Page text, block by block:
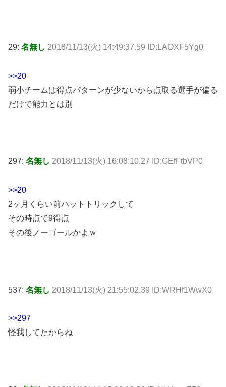
29: 名無し 2018/11/13(火) 14:49:37.59 ID:LAOXF5Yg0
>>20
弱小チームは得点パターンが少ないから点取る選手が偏る
だけで能力とは別
297: 名無し 2018/11/13(火) 16:08:10.27 ID:GEfFtbVP0
>>20
2ヶ月くらい前ハットトリックして
その時点で9得点
その後ノーゴールかよｗ
537: 名無し 2018/11/13(火) 21:55:02.39 ID:WRHf1WwX0
>>297
怪我してたからね